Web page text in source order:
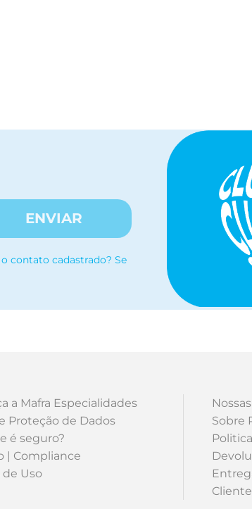
ENVIAR
contato cadastrado? Se
a Mafra Especialidades
Proteção de Dados
é seguro?
| Compliance
de Uso
Sobre